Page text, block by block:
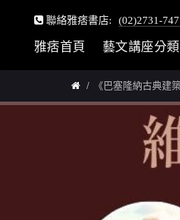
聯絡雅痞書店: (02)2731-
雅痞首頁 藝文講座分類
《巴塞隆納古典建